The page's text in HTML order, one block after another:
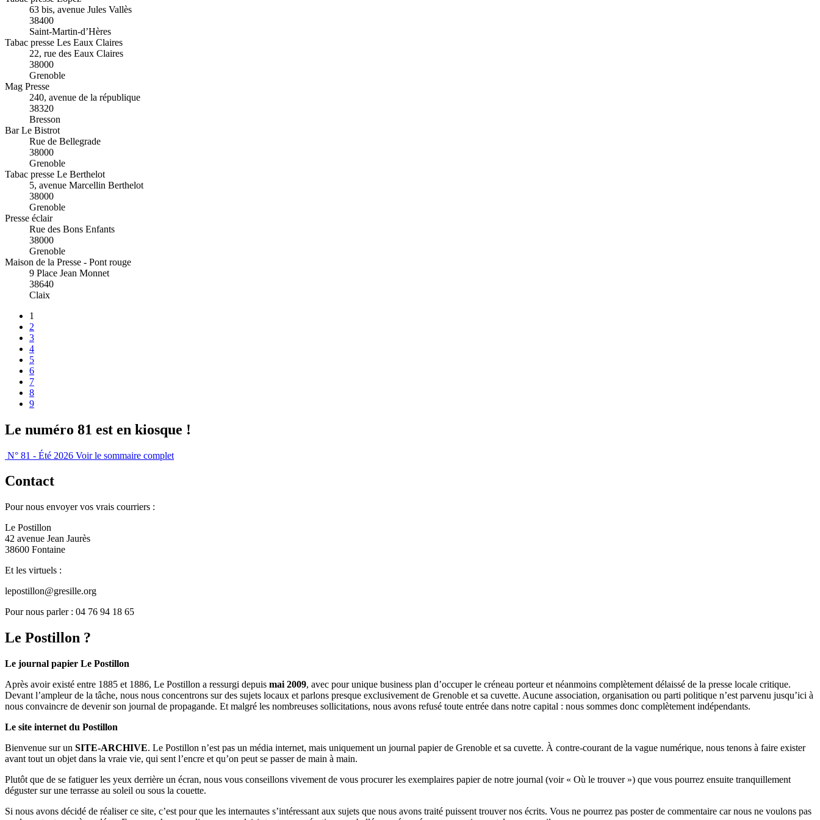
63 bis, avenue Jules Vallès
38400
Saint-Martin-d’Hères
Tabac presse Les Eaux Claires
22, rue des Eaux Claires
38000
Grenoble
Mag Presse
240, avenue de la république
38320
Bresson
Bar Le Bistrot
Rue de Bellegrade
38000
Grenoble
Tabac presse Le Berthelot
5, avenue Marcellin Berthelot
38000
Grenoble
Presse éclair
Rue des Bons Enfants
38000
Grenoble
Maison de la Presse - Pont rouge
9 Place Jean Monnet
38640
Claix
1
2
3
4
5
6
7
8
9
Le numéro 81 est en kiosque !
N° 81 - Été 2026 Voir le sommaire complet
Contact
Pour nous envoyer vos vrais courriers :
Le Postillon
42 avenue Jean Jaurès
38600 Fontaine
Et les virtuels :
lepostillon@gresille.org
Pour nous parler : 04 76 94 18 65
Le Postillon ?
Le journal papier Le Postillon
Après avoir existé entre 1885 et 1886, Le Postillon a ressurgi depuis mai 2009, avec pour unique business plan d’occuper le créneau porteur et néanmoins complètement délaissé de la presse locale critique.
Devant l’ampleur de la tâche, nous nous concentrons sur des sujets locaux et parlons presque exclusivement de Grenoble et sa cuvette. Aucune association, organisation ou parti politique n’est parvenu jusqu’ici à
nous convaincre de devenir son journal de propagande. Et malgré les nombreuses sollicitations, nous avons refusé toute entrée dans notre capital : nous sommes donc complètement indépendants.
Le site internet du Postillon
Bienvenue sur un SITE-ARCHIVE. Le Postillon n’est pas un média internet, mais uniquement un journal papier de Grenoble et sa cuvette. À contre-courant de la vague numérique, nous tenons à faire exister
avant tout un objet dans la vraie vie, qui sent l’encre et qu’on peut se passer de main à main.
Plutôt que de se fatiguer les yeux derrière un écran, nous vous conseillons vivement de vous procurer les exemplaires papier de notre journal (voir « Où le trouver ») que vous pourrez ensuite tranquillement
déguster sur une terrasse au soleil ou sous la couette.
Si nous avons décidé de réaliser ce site, c’est pour que les internautes s’intéressant aux sujets que nous avons traité puissent trouver nos écrits. Vous ne pourrez pas poster de commentaire car nous ne voulons pas